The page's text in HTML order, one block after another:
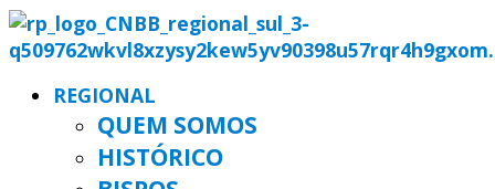
REGIONAL
QUEM SOMOS
HISTÓRICO